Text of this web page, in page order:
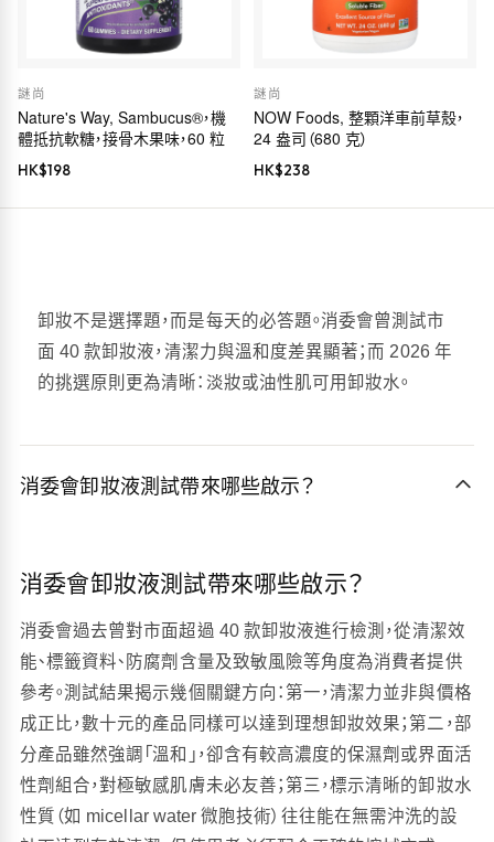
謎尚
Nature's Way, Sambucus®，機
體抵抗軟糖，接骨木果味，60 粒
HK$198
謎尚
NOW Foods, 整顆洋車前草殼，
24 盎司（680 克）
HK$238
卸妝不是選擇題，而是每天的必答題。消委會曾測試市
面 40 款卸妝液，清潔力與溫和度差異顯著；而 2026 年
的挑選原則更為清晰：淡妝或油性肌可用卸妝水。
消委會卸妝液測試帶來哪些啟示？
消委會卸妝液測試帶來哪些啟示？
消委會過去曾對市面超過 40 款卸妝液進行檢測，從清潔效
能、標籤資料、防腐劑含量及致敏風險等角度為消費者提供
參考。測試結果揭示幾個關鍵方向：第一，清潔力並非與價格
成正比，數十元的產品同樣可以達到理想卸妝效果；第二，部
分產品雖然強調「溫和」，卻含有較高濃度的保濕劑或界面活
性劑組合，對極敏感肌膚未必友善；第三，標示清晰的卸妝水
性質（如 micellar water 微胞技術）往往能在無需沖洗的設